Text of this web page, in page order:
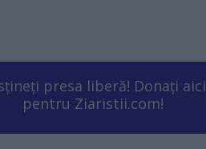
presa liberă! Donați aici
pentru Ziaristii.com!